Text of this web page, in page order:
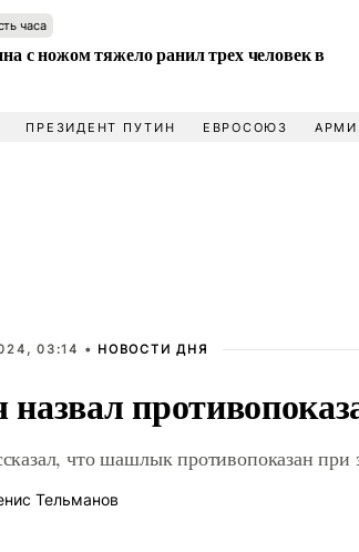
часа
с ножом тяжело ранил трех человек в
ПРЕЗИДЕНТ ПУТИН ЕВРОСОЮЗ
03:14 • НОВОСТИ ДНЯ
назвал
что шашлык противопоказан
Тельманов